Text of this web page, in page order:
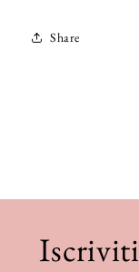
Share